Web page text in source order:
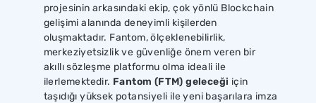
projesinin arkasındaki ekip, çok yönlü Blockchain
gelişimi alanında deneyimli kişilerden
oluşmaktadır. Fantom, ölçeklenebilirlik,
merkeziyetsizlik ve güvenliğe önem veren bir
akıllı sözleşme platformu olma ideali ile
ilerlemektedir. Fantom (FTM) geleceği için
taşıdığı yüksek potansiyeli ile yeni başarılara imza